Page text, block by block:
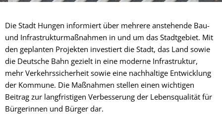
Die Stadt Hungen informiert über mehrere anstehende Bau-
und Infrastrukturmaßnahmen in und um das Stadtgebiet. Mit
den geplanten Projekten investiert die Stadt, das Land sowie
die Deutsche Bahn gezielt in eine moderne Infrastruktur,
mehr Verkehrssicherheit sowie eine nachhaltige Entwicklung
der Kommune. Die Maßnahmen stellen einen wichtigen
Beitrag zur langfristigen Verbesserung der Lebensqualität für
Bürgerinnen und Bürger dar.